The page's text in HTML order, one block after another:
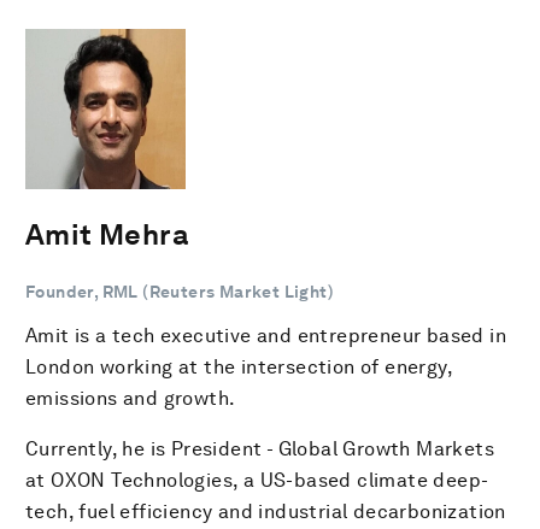
Amit Mehra
Founder, RML (Reuters Market Light)
Amit is a tech executive and entrepreneur based in
London working at the intersection of energy,
emissions and growth.
Currently, he is President - Global Growth Markets
at OXON Technologies, a US-based climate deep-
tech, fuel efficiency and industrial decarbonization